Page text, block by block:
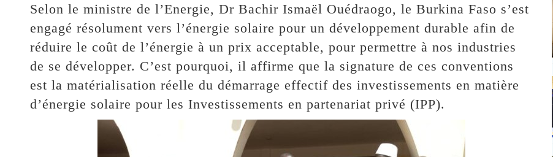
Selon le ministre de l’Energie, Dr Bachir Ismaël Ouédraogo, le Burkina Faso s’est
engagé résolument vers l’énergie solaire pour un développement durable afin de
réduire le coût de l’énergie à un prix acceptable, pour permettre à nos industries
de se développer. C’est pourquoi, il affirme que la signature de ces conventions
est la matérialisation réelle du démarrage effectif des investissements en matière
d’énergie solaire pour les Investissements en partenariat privé (IPP).